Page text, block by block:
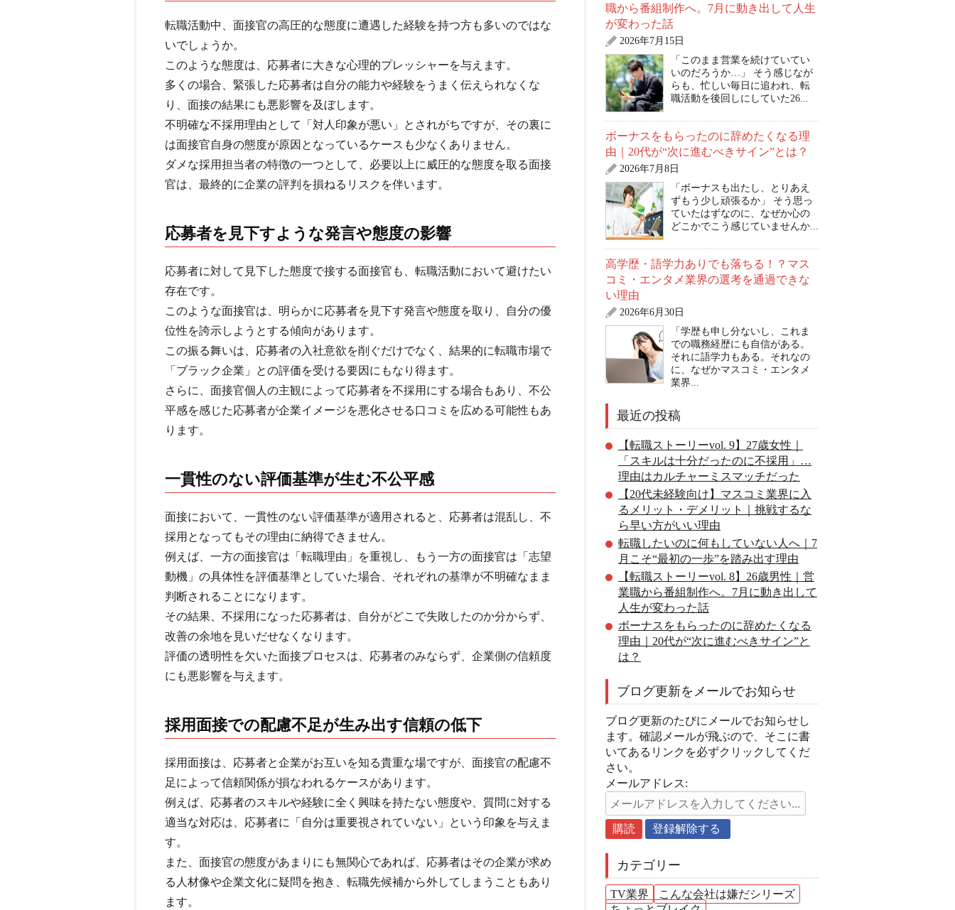
転職活動中、面接官の高圧的な態度に遭遇した経験を持つ方も多いのではな
いでしょうか。
このような態度は、応募者に大きな心理的プレッシャーを与えます。
多くの場合、緊張した応募者は自分の能力や経験をうまく伝えられなくな
り、面接の結果にも悪影響を及ぼします。
不明確な不採用理由として「対人印象が悪い」とされがちですが、その裏に
は面接官自身の態度が原因となっているケースも少なくありません。
ダメな採用担当者の特徴の一つとして、必要以上に威圧的な態度を取る面接
官は、最終的に企業の評判を損ねるリスクを伴います。
応募者を見下すような発言や態度の影響
応募者に対して見下した態度で接する面接官も、転職活動において避けたい
存在です。
このような面接官は、明らかに応募者を見下す発言や態度を取り、自分の優
位性を誇示しようとする傾向があります。
この振る舞いは、応募者の入社意欲を削ぐだけでなく、結果的に転職市場で
「ブラック企業」との評価を受ける要因にもなり得ます。
さらに、面接官個人の主観によって応募者を不採用にする場合もあり、不公
平感を感じた応募者が企業イメージを悪化させる口コミを広める可能性もあ
ります。
一貫性のない評価基準が生む不公平感
面接において、一貫性のない評価基準が適用されると、応募者は混乱し、不
採用となってもその理由に納得できません。
例えば、一方の面接官は「転職理由」を重視し、もう一方の面接官は「志望
動機」の具体性を評価基準としていた場合、それぞれの基準が不明確なまま
判断されることになります。
その結果、不採用になった応募者は、自分がどこで失敗したのか分からず、
改善の余地を見いだせなくなります。
評価の透明性を欠いた面接プロセスは、応募者のみならず、企業側の信頼度
にも悪影響を与えます。
採用面接での配慮不足が生み出す信頼の低下
採用面接は、応募者と企業がお互いを知る貴重な場ですが、面接官の配慮不
足によって信頼関係が損なわれるケースがあります。
例えば、応募者のスキルや経験に全く興味を持たない態度や、質問に対する
適当な対応は、応募者に「自分は重要視されていない」という印象を与えま
す。
また、面接官の態度があまりにも無関心であれば、応募者はその企業が求め
る人材像や企業文化に疑問を抱き、転職先候補から外してしまうこともあり
ます。
職から番組制作へ。7月に動き出して人生
が変わった話
2026年7月15日
「このまま営業を続けていてい
いのだろうか…」 そう感じなが
らも、忙しい毎日に追われ、転
職活動を後回しにしていた26...
ボーナスをもらったのに辞めたくなる理
由｜20代が“次に進むべきサイン”とは？
2026年7月8日
「ボーナスも出たし、とりあえ
ずもう少し頑張るか」 そう思っ
ていたはずなのに、なぜか心の
どこかでこう感じていませんか...
高学歴・語学力ありでも落ちる！？マス
コミ・エンタメ業界の選考を通過できな
い理由
2026年6月30日
「学歴も申し分ないし、これま
での職務経歴にも自信がある。
それに語学力もある。それなの
に、なぜかマスコミ・エンタメ
業界...
最近の投稿
【転職ストーリーvol. 9】27歳女性｜
「スキルは十分だったのに不採用」…
理由はカルチャーミスマッチだった
【20代未経験向け】マスコミ業界に入
るメリット・デメリット｜挑戦するな
ら早い方がいい理由
転職したいのに何もしていない人へ｜7
月こそ“最初の一歩”を踏み出す理由
【転職ストーリーvol. 8】26歳男性｜営
業職から番組制作へ。7月に動き出して
人生が変わった話
ボーナスをもらったのに辞めたくなる
理由｜20代が“次に進むべきサイン”と
は？
ブログ更新をメールでお知らせ
ブログ更新のたびにメールでお知らせし
ます。確認メールが飛ぶので、そこに書
いてあるリンクを必ずクリックしてくだ
さい。
メールアドレス:
カテゴリー
TV業界
こんな会社は嫌だシリーズ